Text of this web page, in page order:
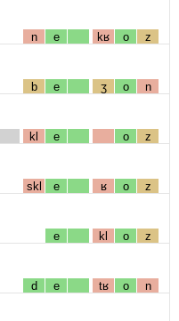
n e kʁ o z
b e ʒ o n
kl e o z
skl e ʁ o z
e kl o z
d e tʁ o n